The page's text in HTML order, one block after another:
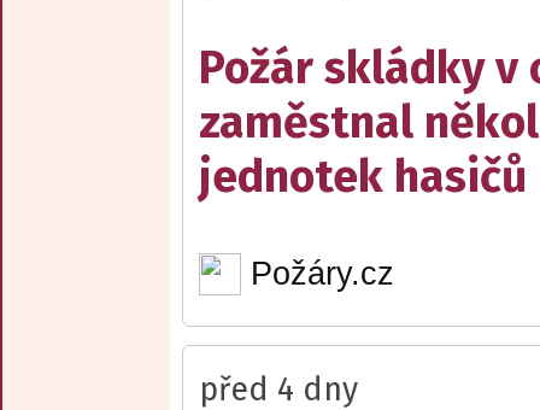
Požár skládky v
zaměstnal
jednotek hasičů
Požáry.cz
před 4 dny